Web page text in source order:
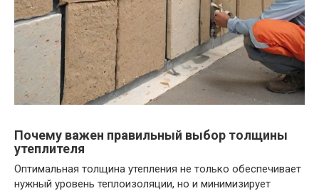
Почему важен правильный выбор толщины
утеплителя
Оптимальная толщина утепления не только обеспечивает
нужный уровень теплоизоляции, но и минимизирует